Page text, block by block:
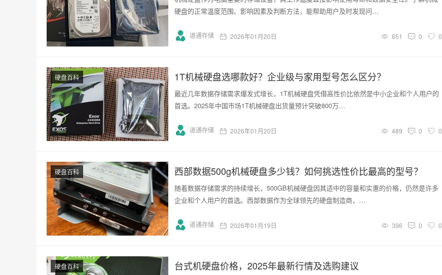
硬盘的正常温度范围、影响因素及判断方法，能帮助用户及时发现问…
道通存储 2026年01月20日 651 0 0
硬盘百科 1T机械硬盘选哪款好？企业级与家用型号怎么区分？
最近几年数据存储需求爆发式增长，1T机械硬盘凭借高性价比依然是中小企业和个人用户的
首选。2025年中国市场1T机械硬盘出货量预计突破800万…
道通存储 2026年01月20日 489 0 0
硬盘百科 西部数据500g机械硬盘多少钱？如何挑选性价比最高的型号？
随着数据存储需求的持续增长，500GB机械硬盘因其适中的容量和实惠的价格，仍然是许多
企业和个人用户的首选。西部数据作为全球领先的硬盘制造商，…
道通存储 2026年01月19日 396 0 0
硬盘百科 台式机硬盘价格，2025年最新行情及选购建议